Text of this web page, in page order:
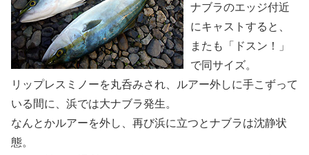
ナブラのエッジ付近
にキャストすると、
またも「ドスン！」
で同サイズ。
リップレスミノーを丸呑みされ、ルアー外しに手こずって
いる間に、浜では大ナブラ発生。
なんとかルアーを外し、再び浜に立つとナブラは沈静状
態。